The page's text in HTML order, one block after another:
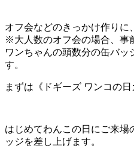
オフ会などのきっかけ作りに
※大人数のオフ会の場合、事
ワンちゃんの頭数分の缶バッ
す。
まずは《ドギーズ ワンコの
はじめてわんこの日にご来
ッジを差し上げます。